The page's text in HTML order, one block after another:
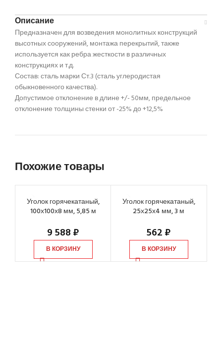
Описание
Предназначен для возведения монолитных конструкций
высотных сооружений, монтажа перекрытий, также
используется как ребра жесткости в различных
конструкциях и т.д.
Состав: сталь марки Ст.3 (сталь углеродистая
обыкновенного качества).
Допустимое отклонение в длине +/- 50мм, предельное
отклонение толщины стенки от -25% до +12,5%
Похожие товары
Уголок горячекатаный,
100х100х8 мм, 5,85 м
9 588₽
В КОРЗИНУ
Уголок горячекатаный,
25х25х4 мм, 3 м
562₽
В КОРЗИНУ